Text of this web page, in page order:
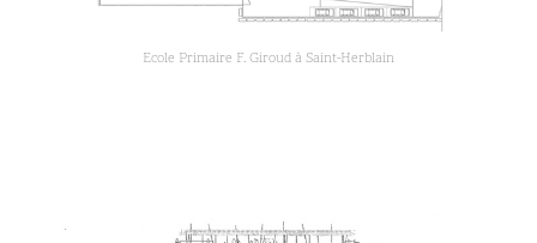
Ecole Primaire F. Giroud à Saint-Herblain